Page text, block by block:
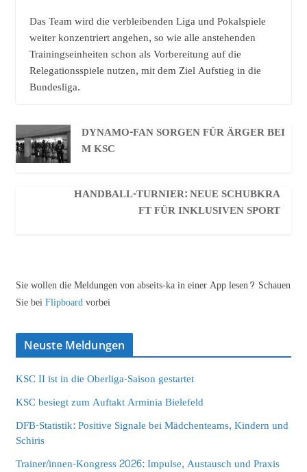
Das Team wird die verbleibenden Liga und Pokalspiele
weiter konzentriert angehen, so wie alle anstehenden
Trainingseinheiten schon als Vorbereitung auf die
Relegationsspiele nutzen, mit dem Ziel Aufstieg in die
Bundesliga.
DYNAMO-FAN SORGEN FÜR ÄRGER BEI
M KSC
HANDBALL-TURNIER: NEUE SCHUBKRA
FT FÜR INKLUSIVEN SPORT
Sie wollen die Meldungen von abseits-ka in einer App lesen? Schauen
Sie beiFlipboardvorbei
Neuste Meldungen
KSC II ist in die Oberliga-Saison gestartet
KSC besiegt zum Auftakt Arminia Bielefeld
DFB-Statistik: Positive Signale bei Mädchenteams, Kindern und
Schiris
Trainer/innen-Kongress 2026: Impulse, Austausch und Praxis